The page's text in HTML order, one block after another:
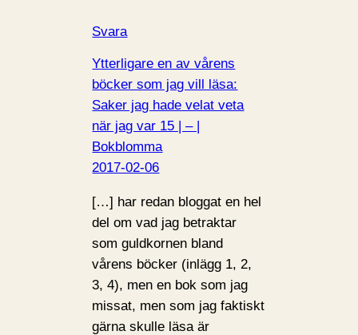
Svara
Ytterligare en av vårens
böcker som jag vill läsa:
Saker jag hade velat veta
när jag var 15 | – |
Bokblomma
2017-02-06
[…] har redan bloggat en hel
del om vad jag betraktar
som guldkornen bland
vårens böcker (inlägg 1, 2,
3, 4), men en bok som jag
missat, men som jag faktiskt
gärna skulle läsa är